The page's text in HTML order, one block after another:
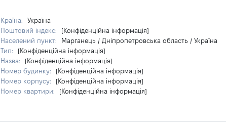
Країна:
Україна
Поштовий індекс:
[Конфіденційна інформація]
Населений пункт:
Марганець / Дніпропетровська область / Україна
Тип:
[Конфіденційна інформація]
Назва:
[Конфіденційна інформація]
Номер будинку:
[Конфіденційна інформація]
Номер корпусу:
[Конфіденційна інформація]
Номер квартири:
[Конфіденційна інформація]